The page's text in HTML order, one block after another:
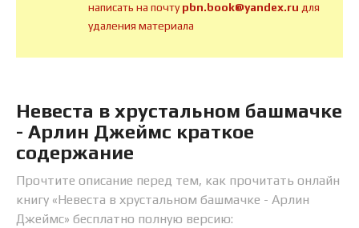
написать на почтуpbn.book@yandex.ru для
удаления материала
Невеста в хрустальном башмачке
- Арлин Джеймс краткое
содержание
Прочтите описание перед тем, как прочитать онлайн
книгу «Невеста в хрустальном башмачке - Арлин
Джеймс» бесплатно полную версию: